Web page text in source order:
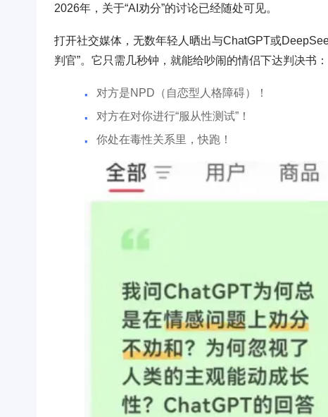
2026年，关于“AI劝分”的讨论已经随处可见。
打开社交媒体，无数年轻人晒出与ChatGPT或
判官”。它只需几秒钟，就能给吵闹的情侣下达判决书：
对方是NPD（自恋型人格障碍）！
对方在对你进行“服从性测试”！
你处在毒性关系里，快跑！